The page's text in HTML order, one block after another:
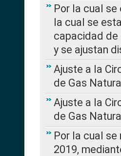
Por la cual se
la cual se
capacidad de
y se ajustan
Ajuste a la
de Gas
Ajuste a la
de Gas
Por la cual se
2019,